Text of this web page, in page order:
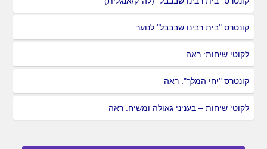
קונטרס "בית רבינו שבבבל" לנוער
לקוטי שיחות: ראה
קונטרס "יחי המלך": ראה
לקוטי שיחות – בעניני גאולה ומשיח: ראה